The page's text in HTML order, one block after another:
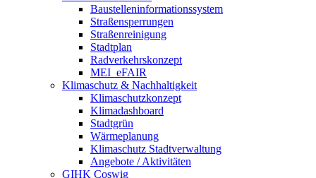
Baustelleninformationssystem
Straßensperrungen
Straßenreinigung
Stadtplan
Radverkehrskonzept
MEI_eFAIR
Klimaschutz & Nachhaltigkeit
Klimaschutzkonzept
Klimadashboard
Stadtgrün
Wärmeplanung
Klimaschutz Stadtverwaltung
Angebote / Aktivitäten
GIHK Coswig